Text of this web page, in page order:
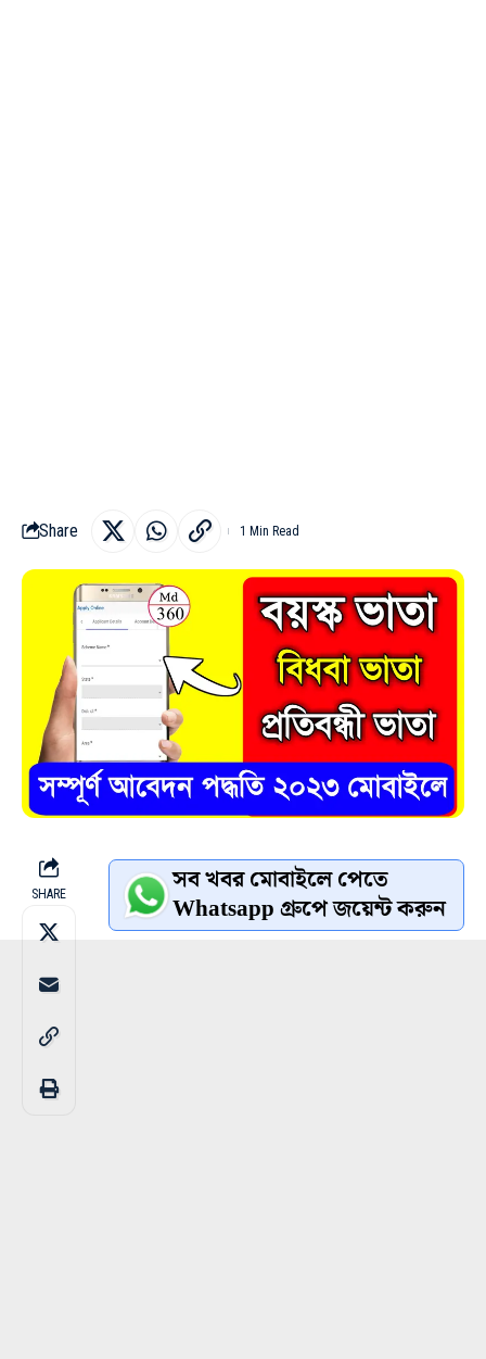
Share 1 Min Read
SHARE সব খবর মোবাইলে পেতে
Whatsapp গ্রুপে জয়েন্ট করুন